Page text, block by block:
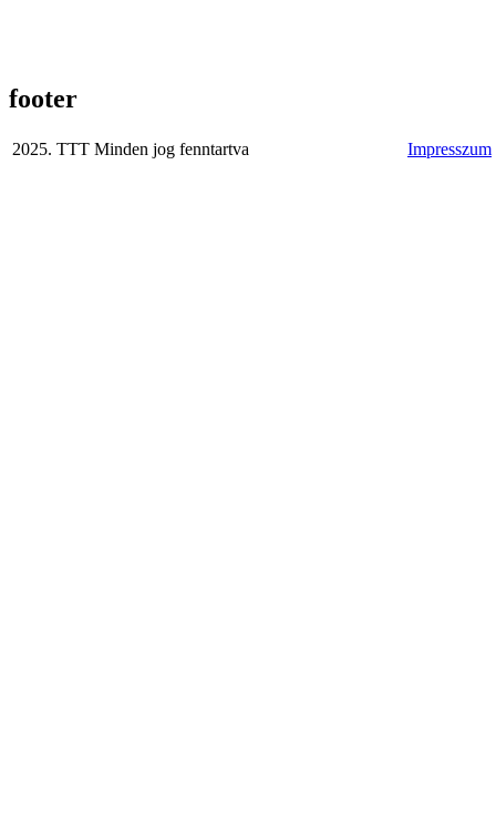
footer
2025. TTT Minden jog fenntartva Impresszum